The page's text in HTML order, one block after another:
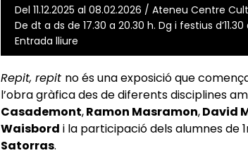
Del 11.12.2025 al 08.02.2026 / Ateneu Centre
De dt a ds de 17.30 a 20.30 h. Dg i festius d’11.30
Entrada lliure
Repit, repit no és una exposició que
l’obra gràfica des de diferents disciplines
Casademont,Ramon Masramon,David
Waisbord i la participació dels alumnes de
Satorras.